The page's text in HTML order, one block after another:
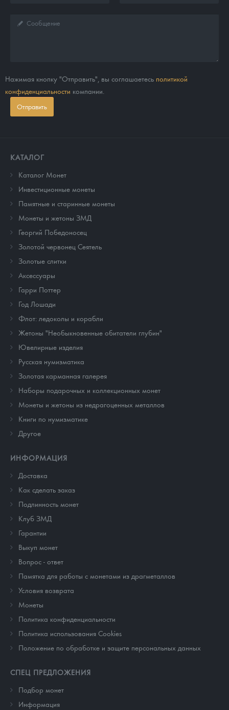
Нажимая кнопку "Отправить", вы соглашаетесь политикой
конфиденциальности компании.
Отправить
КАТАЛОГ
Каталог Монет
Инвестиционные монеты
Памятные и старинные монеты
Монеты и жетоны ЗМД
Георгий Победоносец
Золотой червонец Сеятель
Золотые слитки
Аксессуары
Гарри Поттер
Год Лошади
Флот: ледоколы и корабли
Жетоны "Необыкновенные обитатели глубин"
Ювелирные изделия
Русская нумизматика
Золотая карманная галерея
Наборы подарочных и коллекционных монет
Монеты и жетоны из недрагоценных металлов
Книги по нумизматике
Другое
ИНФОРМАЦИЯ
Доставка
Как сделать заказ
Подлинность монет
Клуб ЗМД
Гарантии
Выкуп монет
Вопрос - ответ
Памятка для работы с монетами из драгметаллов
Условия возврата
Монеты
Политика конфиденциальности
Политика использования Cookies
Положение по обработке и защите персональных данных
СПЕЦ ПРЕДЛОЖЕНИЯ
Подбор монет
Информация